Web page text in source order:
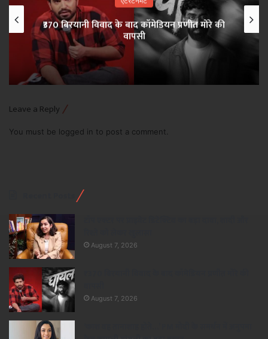
₹370 बिरयानी विवाद के बाद कॉमेडियन प्रणीत मोरे की
वापसी
Leave a Reply
You must be logged in to post a comment.
August 7, 2026
August 7, 2026